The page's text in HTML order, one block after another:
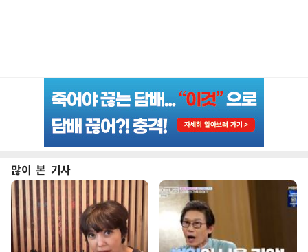
많이 본 기사